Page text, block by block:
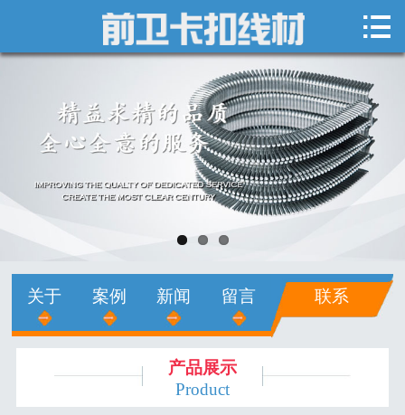
 网站首页
关于我们
新闻中心
产品展示
销售网络
在线留言
联系我们

关于 案例 新闻 留言 联系
产品展示
Product